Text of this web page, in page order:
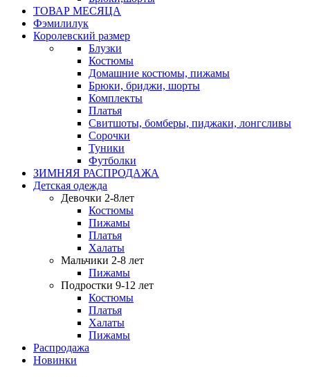
ТОВАР МЕСЯЦА
Фэмилилук
Королевский размер
Блузки
Костюмы
Домашние костюмы, пижамы
Брюки, бриджи, шорты
Комплекты
Платья
Свитшоты, бомберы, пиджаки, лонгсливы
Сорочки
Туники
Футболки
ЗИМНЯЯ РАСПРОДАЖА
Детская одежда
Девочки 2-8лет
Костюмы
Пижамы
Платья
Халаты
Мальчики 2-8 лет
Пижамы
Подростки 9-12 лет
Костюмы
Платья
Халаты
Пижамы
Распродажа
Новинки